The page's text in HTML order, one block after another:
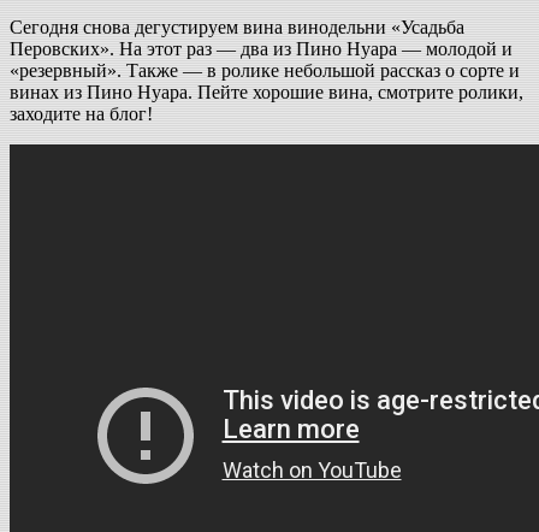
Сегодня снова дегустируем вина винодельни «Усадьба
Перовских». На этот раз — два из Пино Нуара — молодой и
«резервный». Также — в ролике небольшой рассказ о сорте и
винах из Пино Нуара. Пейте хорошие вина, смотрите ролики,
заходите на блог!